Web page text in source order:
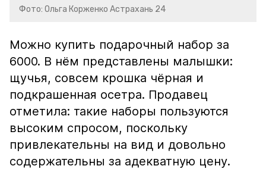
Фото: Ольга Корженко Астрахань 24
Можно купить подарочный набор за
6000. В нём представлены малышки:
щучья, совсем крошка чёрная и
подкрашенная осетра. Продавец
отметила: такие наборы пользуются
высоким спросом, поскольку
привлекательны на вид и довольно
содержательны за адекватную цену.